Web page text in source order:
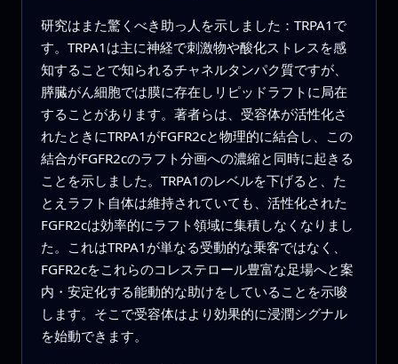
研究はまた驚くべき助っ人を示しました：TRPA1で
す。TRPA1は主に神経で刺激物や酸化ストレスを感
知することで知られるチャネルタンパク質ですが、
膵臓がん細胞では膜に存在しリピッドラフトに局在
することがあります。著者らは、受容体が活性化さ
れたときにTRPA1がFGFR2cと物理的に結合し、この
結合がFGFR2cのラフト分画への濃縮と同時に起きる
ことを示しました。TRPA1のレベルを下げると、た
とえラフト自体は維持されていても、活性化された
FGFR2cは効率的にラフト領域に集積しなくなりまし
た。これはTRPA1が単なる受動的な乗客ではなく、
FGFR2cをこれらのコレステロール豊富な足場へと案
内・安定化する能動的な助けをしていることを示唆
します。そこで受容体はより効果的に浸潤シグナル
を始動できます。